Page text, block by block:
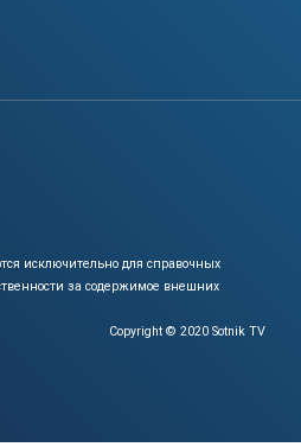
исключительно для справочных
за содержимое внешних
Copyright © 2020 Sotnik TV